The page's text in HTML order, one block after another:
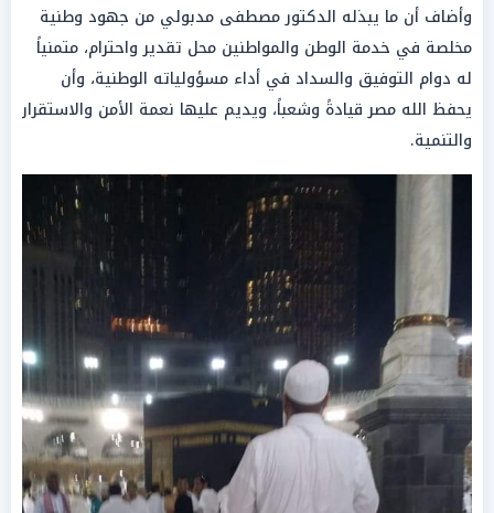
وأضاف أن ما يبذله الدكتور مصطفى مدبولي من جهود وطنية
مخلصة في خدمة الوطن والمواطنين محل تقدير واحترام، متمنياً
له دوام التوفيق والسداد في أداء مسؤولياته الوطنية، وأن
يحفظ الله مصر قيادةً وشعباً، ويديم عليها نعمة الأمن والاستقرار
والتنمية.